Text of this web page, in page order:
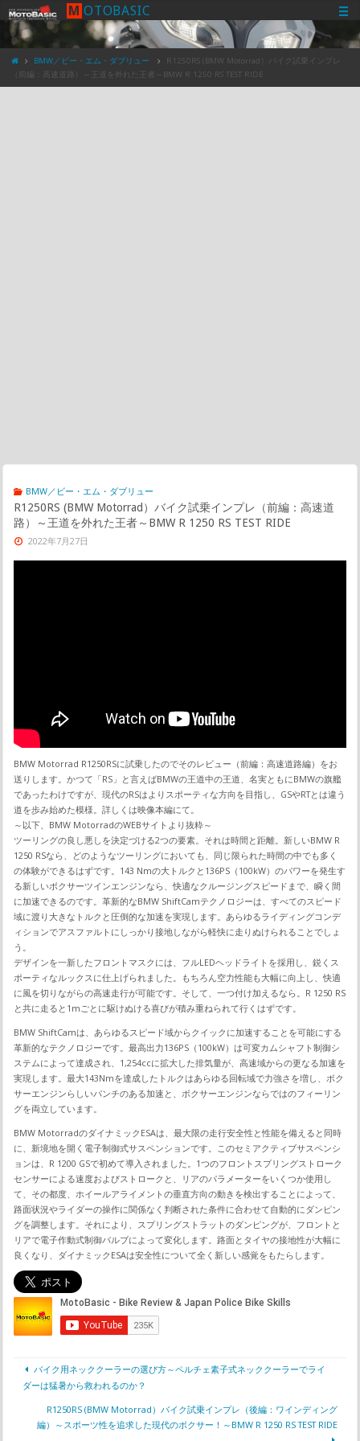
M OTOBASIC
BMW／ビー・エム・ダブリュー
R1250RS (BMW Motorrad）バイク試乗インプレ
（前編：高速道路）～王道を外れた王者～BMW R 1250 RS TEST RIDE
BMW／ビー・エム・ダブリュー
R1250RS (BMW Motorrad）バイク試乗インプレ（前編：高速道
路）～王道を外れた王者～BMW R 1250 RS TEST RIDE
2022年7月27日
BMW Motorrad R1250RSに試乗したのでそのレビュー（前編：高速道路編）をお
送りします。かつて「RS」と言えばBMWの王道中の王道、名実ともにBMWの旗艦
であったわけですが、現代のRSはよりスポーティな方向を目指し、GSやRTとは違う
道を歩み始めた模様。詳しくは映像本編にて。
～以下、BMW MotorradのWEBサイトより抜粋～
ツーリングの良し悪しを決定づける2つの要素。それは時間と距離。新しいBMW R
1250 RSなら、どのようなツーリングにおいても、同じ限られた時間の中でも多く
の体験ができるはずです。143 Nmの大トルクと136PS（100kW）のパワーを発生す
る新しいボクサーツインエンジンなら、快適なクルージングスピードまで、瞬く間
に加速できるのです。革新的なBMW ShiftCamテクノロジーは、すべてのスピード
域に渡り大きなトルクと圧倒的な加速を実現します。あらゆるライディングコンデ
ィションでアスファルトにしっかり接地しながら軽快に走りぬけられることでしょ
う。
デザインを一新したフロントマスクには、フルLEDヘッドライトを採用し、鋭くス
ポーティなルックスに仕上げられました。もちろん空力性能も大幅に向上し、快適
に風を切りながらの高速走行が可能です。そして、一つ付け加えるなら。R 1250 RS
と共に走ると1mごとに駆けぬける喜びが積み重ねられて行くはずです。
BMW ShiftCamは、あらゆるスピード域からクイックに加速することを可能にする
革新的なテクノロジーです。最高出力136PS（100kW）は可変カムシャフト制御シ
ステムによって達成され、1,254ccに拡大した排気量が、高速域からの更なる加速を
実現します。最大143Nmを達成したトルクはあらゆる回転域で力強さを増し、ボク
サーエンジンらしいパンチのある加速と、ボクサーエンジンならではのフィーリン
グを両立しています。
BMW MotorradのダイナミックESAは、最大限の走行安全性と性能を備えると同時
に、新境地を開く電子制御式サスペンションです。このセミアクティブサスペンシ
ョンは、R 1200 GSで初めて導入されました。1つのフロントスプリングストローク
センサーによる速度およびストロークと、リアのパラメーターをいくつか使用し
て、その都度、ホイールアライメントの垂直方向の動きを検出することによって、
路面状況やライダーの操作に関係なく判断された条件に合わせて自動的にダンピン
グを調整します。それにより、スプリングストラットのダンピングが、フロントと
リアで電子作動式制御バルブによって変化します。路面とタイヤの接地性が大幅に
良くなり、ダイナミックESAは安全性について全く新しい感覚をもたらします。
バイク用ネッククーラーの選び方～ペルチェ素子式ネッククーラーでライ
ダーは猛暑から救われるのか？
R1250RS (BMW Motorrad）バイク試乗インプレ（後編：ワインディング
編）～スポーツ性を追求した現代のボクサー！～BMW R 1250 RS TEST RIDE